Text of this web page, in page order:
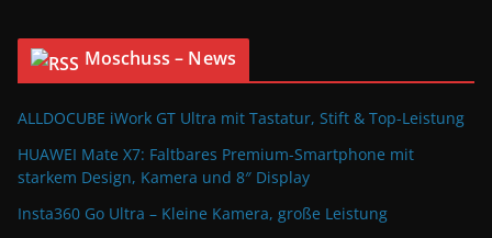
Moschuss – News
ALLDOCUBE iWork GT Ultra mit Tastatur, Stift & Top-Leistung
HUAWEI Mate X7: Faltbares Premium-Smartphone mit
starkem Design, Kamera und 8″ Display
Insta360 Go Ultra – Kleine Kamera, große Leistung